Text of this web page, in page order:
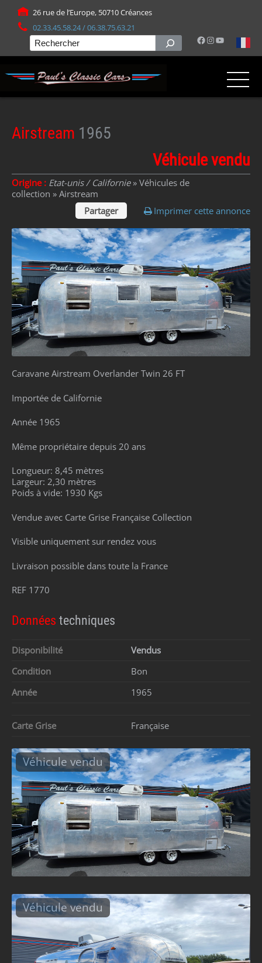
26 rue de l’Europe, 50710 Créances
02.33.45.58.24 / 06.38.75.63.21
Facebook
Instagram
YouTube
Rechercher
Airstream 1965
Véhicule vendu
Origine : Etat-unis / Californie» Véhicules de
collection » Airstream
Partager
Imprimer cette annonce
Caravane Airstream Overlander Twin 26 FT
Importée de Californie
Année 1965
Même propriétaire depuis 20 ans
Longueur: 8,45 mètres
Largeur: 2,30 mètres
Poids à vide: 1930 Kgs
Vendue avec Carte Grise Française Collection
Visible uniquement sur rendez vous
Livraison possible dans toute la France
REF 1770
Données techniques
Disponibilité
Vendus
Condition
Bon
Année
1965
Carte Grise Française
Véhicule vendu
Véhicule vendu
Panneau de gestion des cookies